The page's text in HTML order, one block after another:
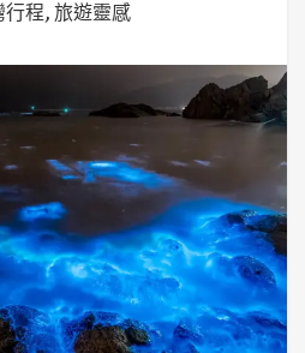
行程,旅遊靈感